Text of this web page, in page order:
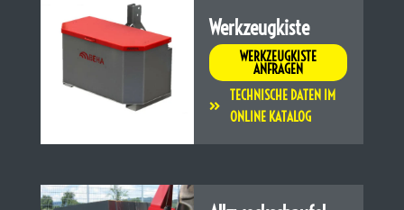
Werkzeugkiste
WERKZEUGKISTE
ANFRAGEN
TECHNISCHE DATEN IM
ONLINE KATALOG